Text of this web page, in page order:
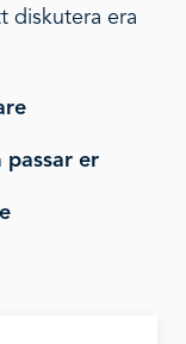
diskutera era
passar er